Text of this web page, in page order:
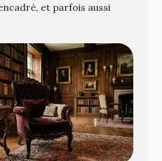
et parfois aussi